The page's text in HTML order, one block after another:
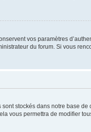
vos paramètres
du forum. Si vous
stockés dans notre base
vous permettra de modifier